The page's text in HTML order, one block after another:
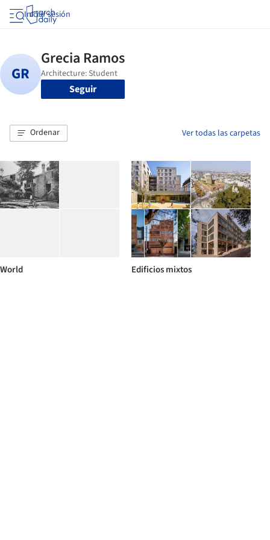
Iniciar sesión
Seguir
Ordenar Ver todas las carpetas
World Edificios mixtos